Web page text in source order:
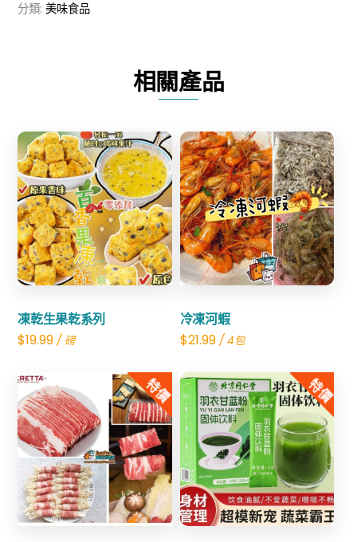
量
分類:美味食品
相關產品
凍乾生果乾系列
$19.99 / 磅
Share
冷凍河蝦
$21.99/ 4包
Share
特價
Share
特價
Share